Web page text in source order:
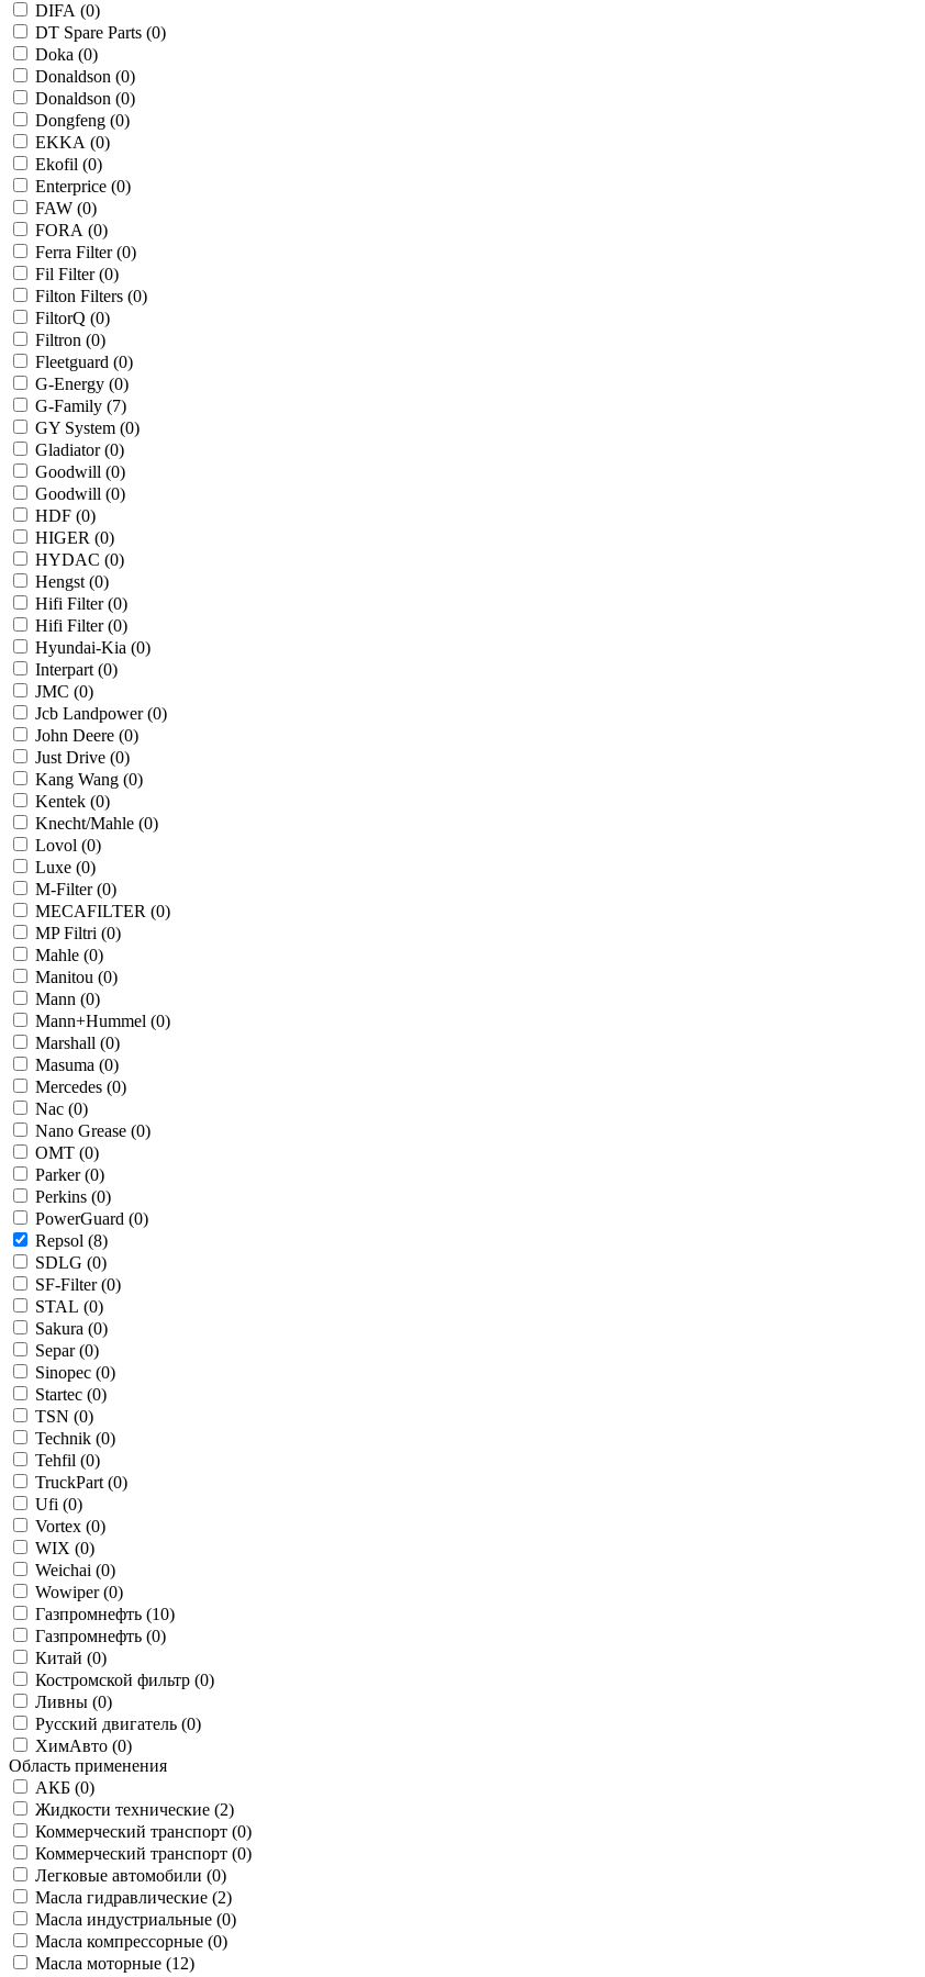
DIFA (0)
DT Spare Parts (0)
Doka (0)
Donaldson (0)
Donaldson (0)
Dongfeng (0)
EKKA (0)
Ekofil (0)
Enterprice (0)
FAW (0)
FORA (0)
Ferra Filter (0)
Fil Filter (0)
Filton Filters (0)
FiltorQ (0)
Filtron (0)
Fleetguard (0)
G-Energy (0)
G-Family (7)
GY System (0)
Gladiator (0)
Goodwill (0)
Goodwill (0)
HDF (0)
HIGER (0)
HYDAC (0)
Hengst (0)
Hifi Filter (0)
Hifi Filter (0)
Hyundai-Kia (0)
Interpart (0)
JMC (0)
Jcb Landpower (0)
John Deere (0)
Just Drive (0)
Kang Wang (0)
Kentek (0)
Knecht/Mahle (0)
Lovol (0)
Luxe (0)
M-Filter (0)
MECAFILTER (0)
MP Filtri (0)
Mahle (0)
Manitou (0)
Mann (0)
Mann+Hummel (0)
Marshall (0)
Masuma (0)
Mercedes (0)
Nac (0)
Nano Grease (0)
OMT (0)
Parker (0)
Perkins (0)
PowerGuard (0)
Repsol (8)
SDLG (0)
SF-Filter (0)
STAL (0)
Sakura (0)
Separ (0)
Sinopec (0)
Startec (0)
TSN (0)
Technik (0)
Tehfil (0)
TruckPart (0)
Ufi (0)
Vortex (0)
WIX (0)
Weichai (0)
Wowiper (0)
Газпромнефть (10)
Газпромнефть (0)
Китай (0)
Костромской фильтр (0)
Ливны (0)
Русский двигатель (0)
ХимАвто (0)
Область применения
АКБ (0)
Жидкости технические (2)
Коммерческий транспорт (0)
Коммерческий транспорт (0)
Легковые автомобили (0)
Масла гидравлические (2)
Масла индустриальные (0)
Масла компрессорные (0)
Масла моторные (12)